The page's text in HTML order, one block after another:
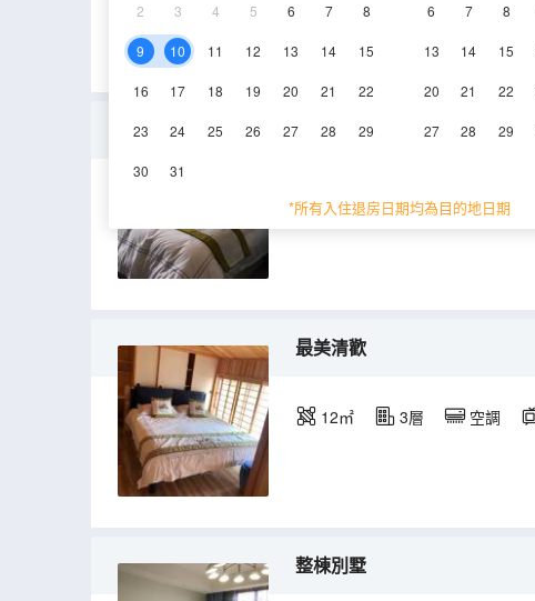
2 3 4 5 6 7 8
9 10 11 12 13 14 15
16 17 18 19 20 21 22
23 24 25 26 27 28 29
30 31
6 7 8
13 14 15
20 21 22
27 28 29
*所有入住退房日期均為目的地日期
花世界
15㎡ 1層 空調
最美清歡
12㎡ 3層 空調
整棟別墅